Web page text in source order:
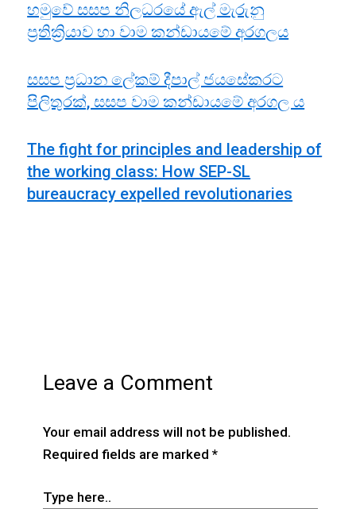
හමුවේ සසප නිලධරයේ ඇල් මැරුනු
ප්‍රතික්‍රියාව හා වාම කන්ඩායමේ අරගලය
සසප ප්‍රධාන ලේකම් දීපාල් ජයසේකරට
පිලිතුරක්, සසප වාම කන්ඩායමේ අරගල ය
The fight for principles and leadership of
the working class: How SEP-SL
bureaucracy expelled revolutionaries
Leave a Comment
Your email address will not be published.
Required fields are marked *
Type here..